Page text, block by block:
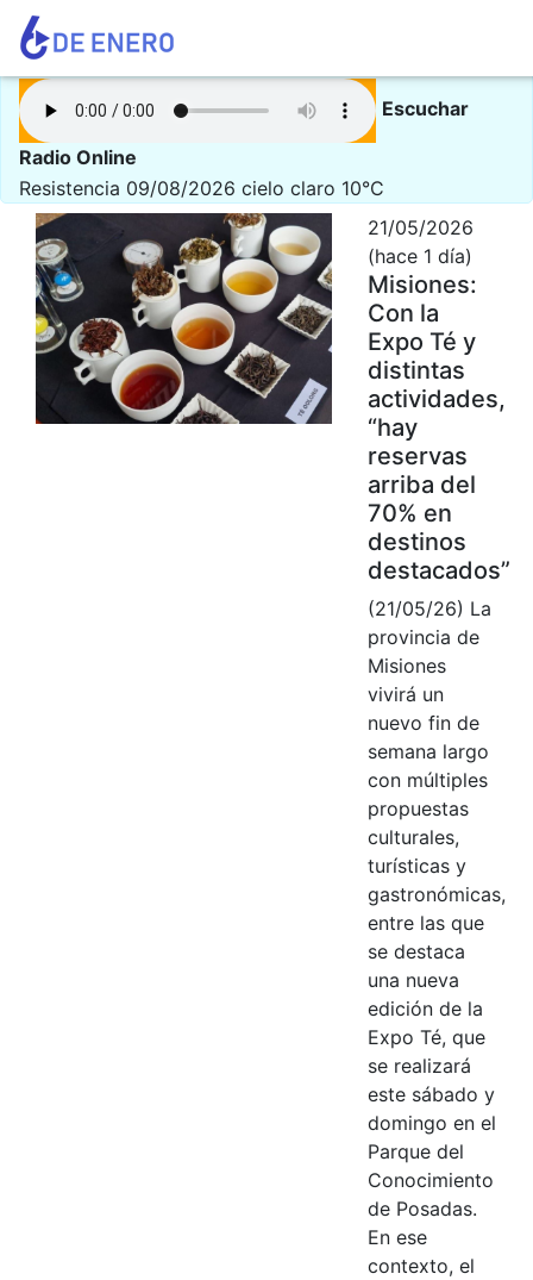
Escuchar
Radio Online
Resistencia 09/08/2026 cielo claro 10°C
21/05/2026
(hace 1 día)
Misiones:
Con la
Expo Té y
distintas
actividades,
“hay
reservas
arriba del
70% en
destinos
destacados”
(21/05/26) La
provincia de
Misiones
vivirá un
nuevo fin de
semana largo
con múltiples
propuestas
culturales,
turísticas y
gastronómicas,
entre las que
se destaca
una nueva
edición de la
Expo Té, que
se realizará
este sábado y
domingo en el
Parque del
Conocimiento
de Posadas.
En ese
contexto, el